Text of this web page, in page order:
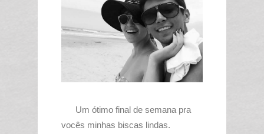
Um ótimo final de semana pra
vocês minhas biscas lindas.